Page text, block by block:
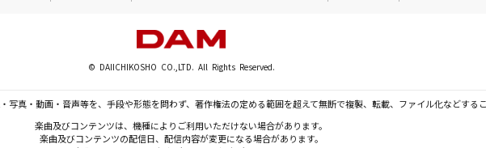
© DAIICHIKOSHO CO.,LTD. All Rights Reserved.
写真・動画・音声等を、手段や形態を問わず、著作権法の定める範囲を超えて無断で複製、転載、ファイル化などするこ
楽曲及びコンテンツは、機種によりご利用いただけない場合があります。
楽曲及びコンテンツの配信日、配信内容が変更になる場合があります。